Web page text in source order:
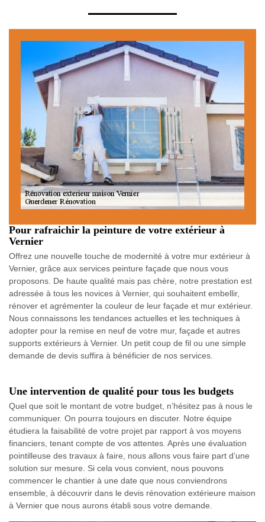
Pour rafraichir la peinture de votre extérieur à
Vernier
Offrez une nouvelle touche de modernité à votre mur extérieur à
Vernier, grâce aux services peinture façade que nous vous
proposons. De haute qualité mais pas chère, notre prestation est
adressée à tous les novices à Vernier, qui souhaitent embellir,
rénover et agrémenter la couleur de leur façade et mur extérieur.
Nous connaissons les tendances actuelles et les techniques à
adopter pour la remise en neuf de votre mur, façade et autres
supports extérieurs à Vernier. Un petit coup de fil ou une simple
demande de devis suffira à bénéficier de nos services.
Une intervention de qualité pour tous les budgets
Quel que soit le montant de votre budget, n’hésitez pas à nous le
communiquer. On pourra toujours en discuter. Notre équipe
étudiera la faisabilité de votre projet par rapport à vos moyens
financiers, tenant compte de vos attentes. Après une évaluation
pointilleuse des travaux à faire, nous allons vous faire part d’une
solution sur mesure. Si cela vous convient, nous pouvons
commencer le chantier à une date que nous conviendrons
ensemble, à découvrir dans le devis rénovation extérieure maison
à Vernier que nous aurons établi sous votre demande.